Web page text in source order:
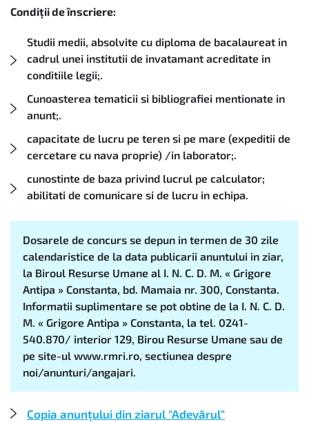
Condiții de înscriere:
Studii medii, absolvite cu diploma de bacalaureat in
cadrul unei institutii de invatamant acreditate in
conditiile legii;.
Cunoasterea tematicii si bibliografiei mentionate in
anunt;.
capacitate de lucru pe teren si pe mare (expeditii de
cercetare cu nava proprie) /in laborator;.
cunostinte de baza privind lucrul pe calculator;
abilitati de comunicare si de lucru in echipa.
Dosarele de concurs se depun in termen de 30 zile
calendaristice de la data publicarii anuntului in ziar,
la Biroul Resurse Umane al I. N. C. D. M. « Grigore
Antipa » Constanta, bd. Mamaia nr. 300, Constanta.
Informatii suplimentare se pot obtine de la I. N. C. D.
M. « Grigore Antipa » Constanta, la tel. 0241-
540.870/ interior 129, Birou Resurse Umane sau de
pe site-ul www.rmri.ro, sectiunea despre
noi/anunturi/angajari.
Copia anunțului din ziarul "Adevărul"